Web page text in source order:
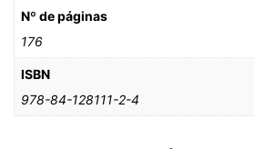
Nº de páginas
176
ISBN
978-84-128111-2-4